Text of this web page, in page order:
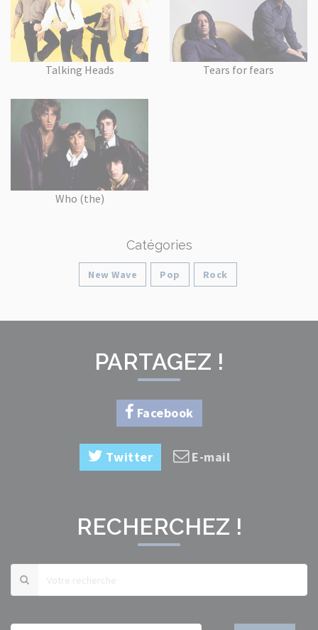
Talking Heads Tears for fears
Who (the)
Catégories
New Wave Pop Rock
PARTAGEZ !
Facebook
Twitter E-mail
RECHERCHEZ !